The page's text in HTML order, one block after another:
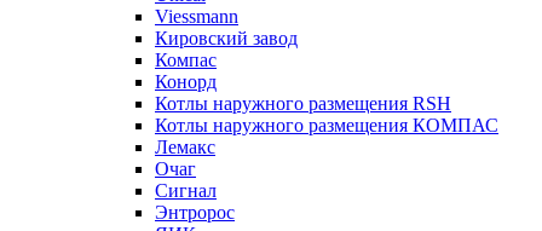
Viessmann
Кировский завод
Компас
Конорд
Котлы наружного размещения RSH
Котлы наружного размещения КОМПАС
Лемакс
Очаг
Сигнал
Энтророс